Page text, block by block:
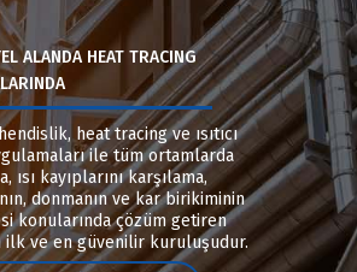
ALANDA HEAT TRACING
heat tracing ve ısıtıcı
ile tüm ortamlarda
ısı kayıplarını karşılama,
donmanın ve kar birikiminin
konularında çözüm getiren
ilk ve en güvenilir kuruluşudur.